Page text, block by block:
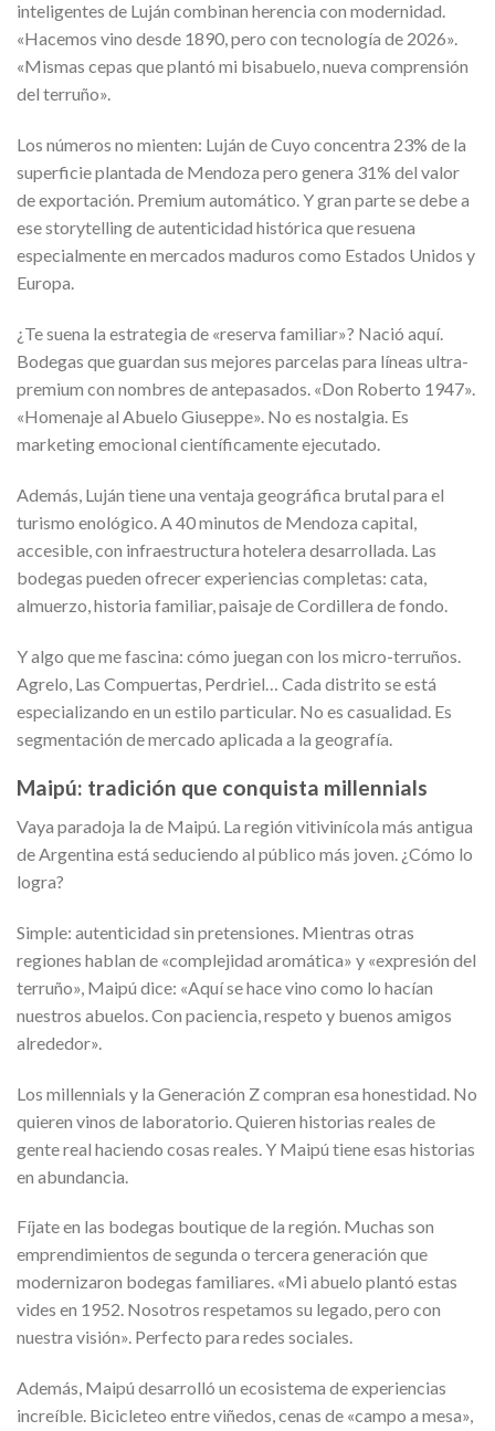
inteligentes de Luján combinan herencia con modernidad.
«Hacemos vino desde 1890, pero con tecnología de 2026».
«Mismas cepas que plantó mi bisabuelo, nueva comprensión
del terruño».
Los números no mienten: Luján de Cuyo concentra 23% de la
superficie plantada de Mendoza pero genera 31% del valor
de exportación. Premium automático. Y gran parte se debe a
ese storytelling de autenticidad histórica que resuena
especialmente en mercados maduros como Estados Unidos y
Europa.
¿Te suena la estrategia de «reserva familiar»? Nació aquí.
Bodegas que guardan sus mejores parcelas para líneas ultra-
premium con nombres de antepasados. «Don Roberto 1947».
«Homenaje al Abuelo Giuseppe». No es nostalgia. Es
marketing emocional científicamente ejecutado.
Además, Luján tiene una ventaja geográfica brutal para el
turismo enológico. A 40 minutos de Mendoza capital,
accesible, con infraestructura hotelera desarrollada. Las
bodegas pueden ofrecer experiencias completas: cata,
almuerzo, historia familiar, paisaje de Cordillera de fondo.
Y algo que me fascina: cómo juegan con los micro-terruños.
Agrelo, Las Compuertas, Perdriel… Cada distrito se está
especializando en un estilo particular. No es casualidad. Es
segmentación de mercado aplicada a la geografía.
Maipú: tradición que conquista millennials
Vaya paradoja la de Maipú. La región vitivinícola más antigua
de Argentina está seduciendo al público más joven. ¿Cómo lo
logra?
Simple: autenticidad sin pretensiones. Mientras otras
regiones hablan de «complejidad aromática» y «expresión del
terruño», Maipú dice: «Aquí se hace vino como lo hacían
nuestros abuelos. Con paciencia, respeto y buenos amigos
alrededor».
Los millennials y la Generación Z compran esa honestidad. No
quieren vinos de laboratorio. Quieren historias reales de
gente real haciendo cosas reales. Y Maipú tiene esas historias
en abundancia.
Fíjate en las bodegas boutique de la región. Muchas son
emprendimientos de segunda o tercera generación que
modernizaron bodegas familiares. «Mi abuelo plantó estas
vides en 1952. Nosotros respetamos su legado, pero con
nuestra visión». Perfecto para redes sociales.
Además, Maipú desarrolló un ecosistema de experiencias
increíble. Bicicleteo entre viñedos, cenas de «campo a mesa»,